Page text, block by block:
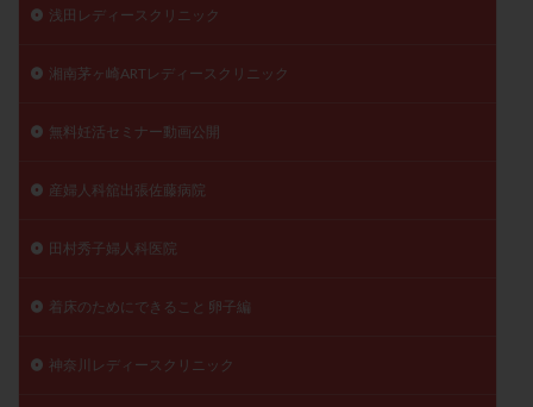
浅田レディースクリニック
湘南茅ヶ崎ARTレディースクリニック
無料妊活セミナー動画公開
産婦人科舘出張佐藤病院
田村秀子婦人科医院
着床のためにできること 卵子編
神奈川レディースクリニック